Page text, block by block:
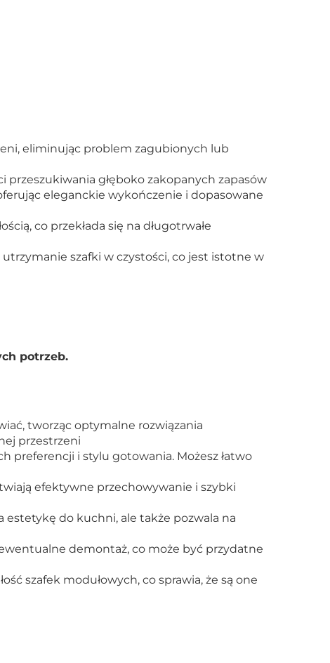
eliminując problem zagubionych lub
głęboko zakopanych zapasów
eleganckie wykończenie i dopasowane
co przekłada się na długotrwałe
utrzymanie szafki w czystości, co jest istotne w
potrzeb.
tworząc optymalne rozwiązania
przestrzeni
preferencji i stylu gotowania. Możesz łatwo
efektywne przechowywanie i szybki
do kuchni, ale także pozwala na
demontaż, co może być przydatne
szafek modułowych, co sprawia, że są one